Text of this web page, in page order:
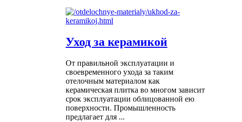
Уход за керамикой
От правильной эксплуатации и
своевременного ухода за таким
отелочным материалом как
керамическая плитка во многом зависит
срок эксплуатации облицованной ею
поверхности. Промышленность
предлагает для ...